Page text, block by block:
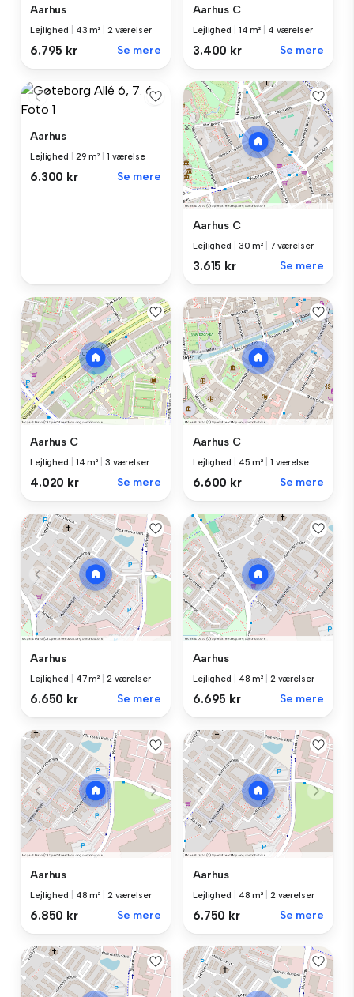
Aarhus
Lejlighed 43 m² 2 værelser
6.795 kr Se mere
Aarhus C
Lejlighed 14 m² 4 værelser
3.400 kr Se mere
Aarhus
Lejlighed 29 m² 1 værelse
6.300 kr Se mere
Aarhus C
Lejlighed 30 m² 7 værelser
3.615 kr Se mere
Aarhus C
Lejlighed 14 m² 3 værelser
4.020 kr Se mere
Aarhus C
Lejlighed 45 m² 1 værelse
6.600 kr Se mere
Aarhus
Lejlighed 47 m² 2 værelser
6.650 kr Se mere
Aarhus
Lejlighed 48 m² 2 værelser
6.695 kr Se mere
Aarhus
Lejlighed 48 m² 2 værelser
6.850 kr Se mere
Aarhus
Lejlighed 48 m² 2 værelser
6.750 kr Se mere